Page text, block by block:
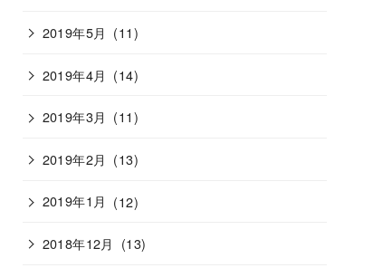
2019年5月 (11)
2019年4月 (14)
2019年3月 (11)
2019年2月 (13)
2019年1月 (12)
2018年12月 (13)